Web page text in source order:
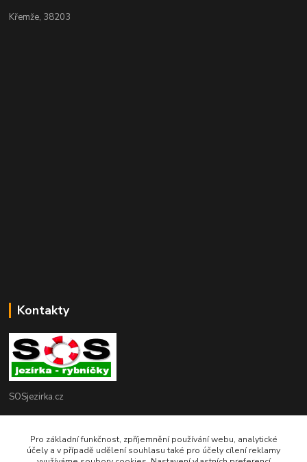
Křemže, 38203
Kontakty
SOSjezirka.cz
608503141
Pro základní funkčnost, zpříjemnění používání webu, analytické
účely a v případě udělení souhlasu také pro účely cílení reklamy